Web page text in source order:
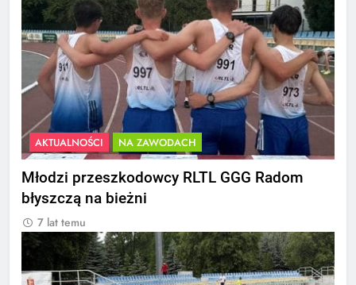
AKTUALNOŚCI NA ZAWODACH
Młodzi przeszkodowcy RLTL GGG Radom
błyszczą na bieżni
7 lat temu